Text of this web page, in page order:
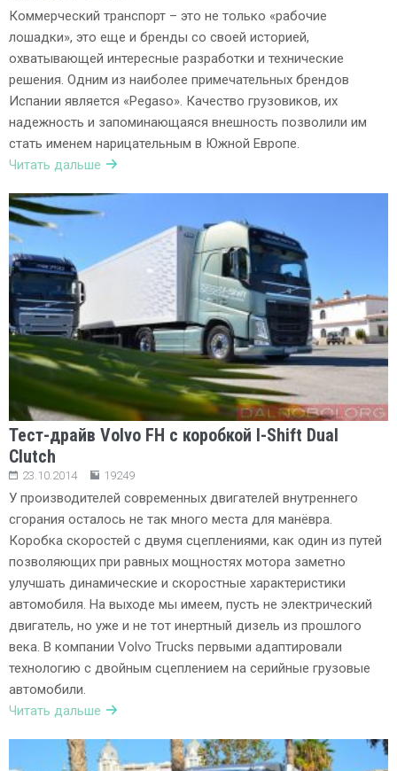
Коммерческий транспорт – это не только «рабочие
лошадки», это еще и бренды со своей историей,
охватывающей интересные разработки и технические
решения. Одним из наиболее примечательных брендов
Испании является «Pegaso». Качество грузовиков, их
надежность и запоминающаяся внешность позволили им
стать именем нарицательным в Южной Европе.
Читать дальше
Тест-драйв Volvo FH с коробкой I-Shift Dual
Clutch
23.10.2014 19249
У производителей современных двигателей внутреннего
сгорания осталось не так много места для манёвра.
Коробка скоростей с двумя сцеплениями, как один из путей
позволяющих при равных мощностях мотора заметно
улучшать динамические и скоростные характеристики
автомобиля. На выходе мы имеем, пусть не электрический
двигатель, но уже и не тот инертный дизель из прошлого
века. В компании Volvo Trucks первыми адаптировали
технологию с двойным сцеплением на серийные грузовые
автомобили.
Читать дальше